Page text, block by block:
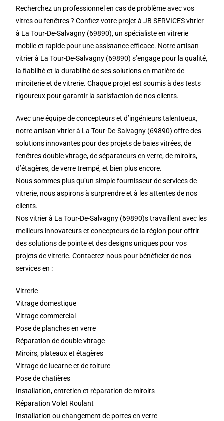
Recherchez un professionnel en cas de problème avec vos
vitres ou fenêtres ? Confiez votre projet à JB SERVICES vitrier
à La Tour-De-Salvagny (69890), un spécialiste en vitrerie
mobile et rapide pour une assistance efficace. Notre artisan
vitrier à La Tour-De-Salvagny (69890) s’engage pour la qualité,
la fiabilité et la durabilité de ses solutions en matière de
miroiterie et de vitrerie. Chaque projet est soumis à des tests
rigoureux pour garantir la satisfaction de nos clients.
Avec une équipe de concepteurs et d’ingénieurs talentueux,
notre artisan vitrier à La Tour-De-Salvagny (69890) offre des
solutions innovantes pour des projets de baies vitrées, de
fenêtres double vitrage, de séparateurs en verre, de miroirs,
d’étagères, de verre trempé, et bien plus encore.
Nous sommes plus qu’un simple fournisseur de services de
vitrerie, nous aspirons à surprendre et à les attentes de nos
clients.
Nos vitrier à La Tour-De-Salvagny (69890)s travaillent avec les
meilleurs innovateurs et concepteurs de la région pour offrir
des solutions de pointe et des designs uniques pour vos
projets de vitrerie. Contactez-nous pour bénéficier de nos
services en :
Vitrerie
Vitrage domestique
Vitrage commercial
Pose de planches en verre
Réparation de double vitrage
Miroirs, plateaux et étagères
Vitrage de lucarne et de toiture
Pose de chatières
Installation, entretien et réparation de miroirs
Réparation Volet Roulant
Installation ou changement de portes en verre